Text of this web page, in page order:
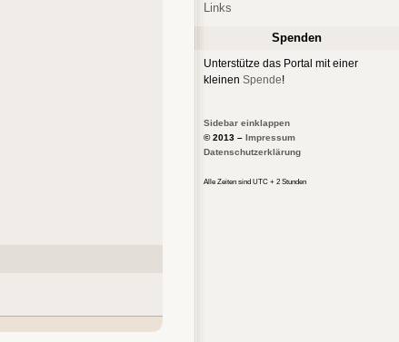
Links
Spenden
Unterstütze das Portal mit einer
kleinen Spende!
Sidebar einklappen
© 2013 – Impressum
Datenschutzerklärung
Alle Zeiten sind UTC + 2 Stunden